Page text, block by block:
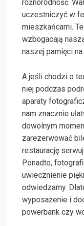
różnorodność.
uczestniczyć w
mieszkańcami.
wzbogacają
naszej pamięci na
A jeśli chodzi o
niej podczas
aparaty
nam znacznie
dowolnym
zarezerwować
restaurację
Ponadto,
uwiecznienie
odwiedzamy.
wyposażenie i
powerbank czy